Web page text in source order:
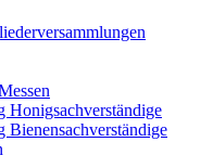
Honigsachverständige